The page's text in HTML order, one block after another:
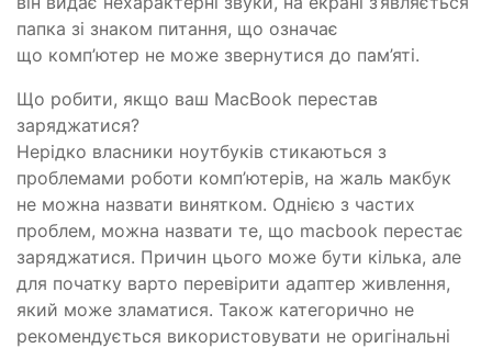
папка зі знаком питання, що означає
що комп’ютер не може звернутися до пам’яті.
Що робити, якщо ваш MacBook перестав
заряджатися?
Нерідко власники ноутбуків стикаються з
проблемами роботи комп’ютерів, на жаль макбук
не можна назвати винятком. Однією з частих
проблем, можна назвати те, що macbook перестає
заряджатися. Причин цього може бути кілька, але
для початку варто перевірити адаптер живлення,
який може зламатися. Також категорично не
рекомендується використовувати не оригінальні